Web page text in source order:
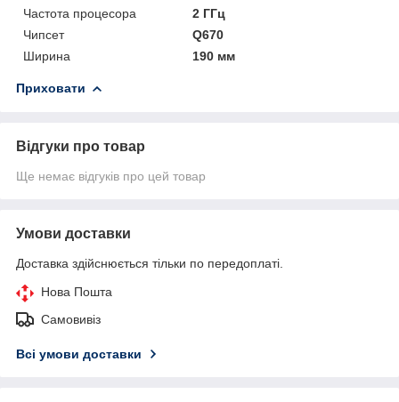
Частота процесора
2 ГГц
Чипсет
Q670
Ширина
190 мм
Приховати
Відгуки про товар
Ще немає відгуків про цей товар
Умови доставки
Доставка здійснюється тільки по передоплаті.
Нова Пошта
Самовивіз
Всі умови доставки